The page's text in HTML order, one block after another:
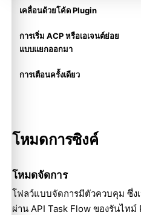
เคลื่อนด้วยโค้ด Plugin
การเริ่ม ACP หรือเอเจนต์ย่อย
แบบแยกออกมา
การเตือนครั้งเดียว
โหมดการซิงค์
โหมดจัดการ
โฟลว์แบบจัดการมีตัวควบคุม ซึ่ง
ผ่าน API Task Flow ของรันไท